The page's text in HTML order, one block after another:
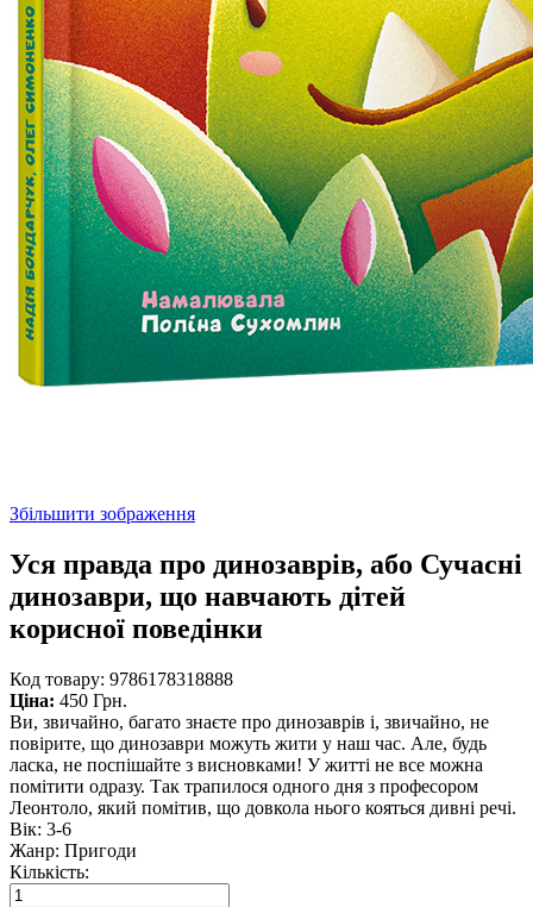
Збільшити зображення
Уся правда про динозаврів, або Сучасні
динозаври, що навчають дітей
корисної поведінки
Код товару: 9786178318888
Ціна: 450 Грн.
Ви, звичайно, багато знаєте про динозаврів і, звичайно, не
повірите, що динозаври можуть жити у наш час. Але, будь
ласка, не поспішайте з висновками! У житті не все можна
помітити одразу. Так трапилося одного дня з професором
Леонтоло, який помітив, що довкола нього кояться дивні речі.
Вік: 3-6
Жанр: Пригоди
Кількість: